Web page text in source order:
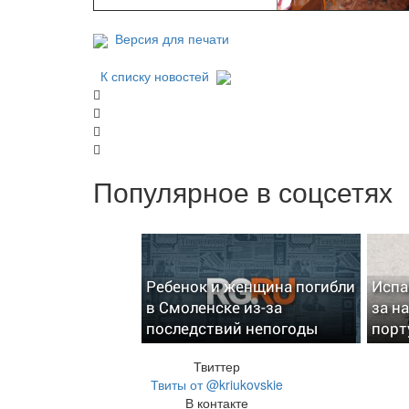
Версия для печати
К списку новостей
Популярное в соцсетях
Ребенок и женщина погибли
в Смоленске из-за
последствий непогоды
за
Твиттер
Твиты от @kriukovskie
В контакте